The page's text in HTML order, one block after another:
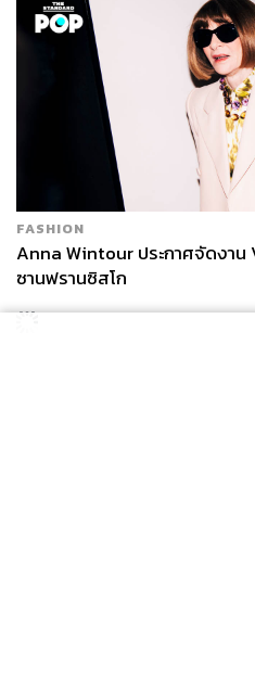
FASHION
Anna Wintour ประกาศจัดงา
ซานฟรานซิสโก